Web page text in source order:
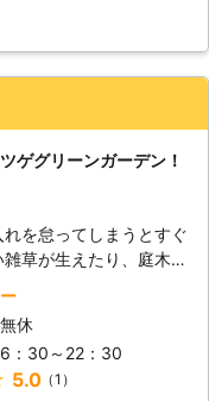
、作業日が決められな
れないですよね。 し
安心くださいませ！弊
りますが、お客様が希
ちにできるかぎり寄り
きますので、一度ご相
庭の作
！ お客様は庭木の伸
お困りのことはないで
ばお庭の草が伸びすぎ
ゲグリーンガーデン！
を怠ってしまうとすぐ
草が生えたり、庭木が
す。 そのまま放置し
すぎた枝葉が風通しや
害虫発生の原因となっ
の視界が遮られ空き巣
ー
無休
6：30～22：30
5.0（1）